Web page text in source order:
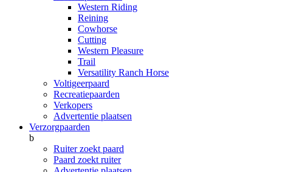
Western Riding
Reining
Cowhorse
Cutting
Western Pleasure
Trail
Versatility Ranch Horse
Voltigeerpaard
Recreatiepaarden
Verkopers
Advertentie plaatsen
Verzorgpaarden
b
Ruiter zoekt paard
Paard zoekt ruiter